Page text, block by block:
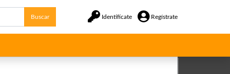
Buscar Identifícate Regístrate